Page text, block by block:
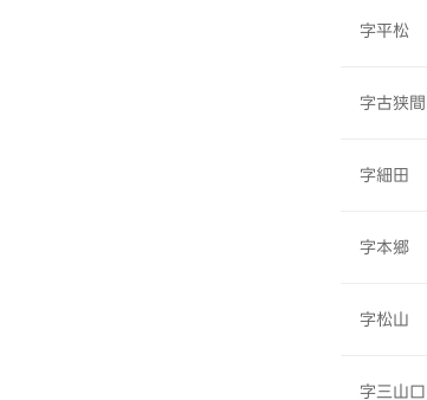
字平松
字古狭間
字細田
字本郷
字松山
字三山口